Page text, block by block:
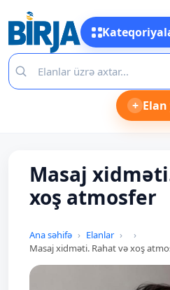
+
Masaj
xoş atmosfer
Ana səhifə
Elanlar
Masaj xidməti. Rahat və xoş